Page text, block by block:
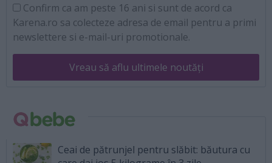
Confirm ca am peste 16 ani si sunt de acord ca
Karena.ro sa colecteze adresa de email pentru a primi
newslettere si e-mail-uri promotionale.
Vreau să aflu ultimele noutăți
Ceai de pătrunjel pentru slăbit: băutura cu